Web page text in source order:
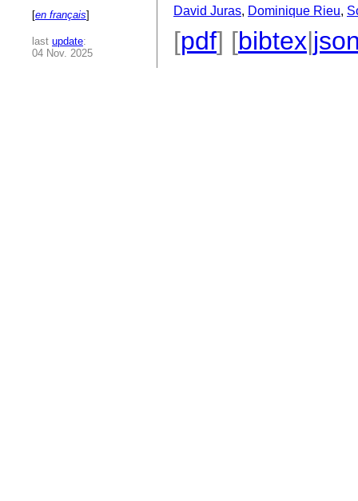
[en français]
last update:
04 Nov. 2025
David Juras, Dominique Rieu,
[pdf] [bibtex|